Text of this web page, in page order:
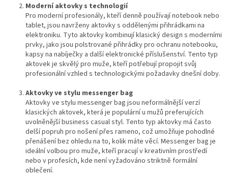
Moderní aktovky s technologií
Pro moderní profesionály, kteří denně používají notebook nebo
tablet, jsou navrženy aktovky s oddělenými přihrádkami na
elektroniku. Tyto aktovky kombinují klasický design s moderními
prvky, jako jsou polstrované přihrádky pro ochranu notebooku,
kapsy na nabíječky a další elektronické příslušenství. Tento typ
aktovek je skvělý pro muže, kteří potřebují propojit svůj
profesionální vzhled s technologickými požadavky dnešní doby.
Aktovky ve stylu messenger bag
Aktovky ve stylu messenger bag jsou neformálnější verzí
klasických aktovek, která je populární u mužů preferujících
uvolněnější business casual styl. Tento typ aktovky má často
delší popruh pro nošení přes rameno, což umožňuje pohodlné
přenášení bez ohledu na to, kolik máte věcí. Messenger bag je
ideální volbou pro muže, kteří pracují v kreativním prostředí
nebo v profesích, kde není vyžadováno striktně formální
oblečení.